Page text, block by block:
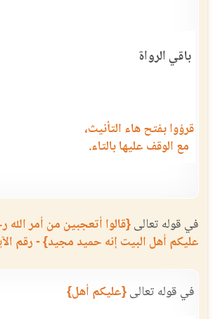
باقي الرواة
قرؤوا بفتح هاء التأنيث،
مع الوقف عليها بالتاء.
في قوله تعالى{قالوا أتعجبين من أمر الله
عليكم أهل البيت إنه حميد مجيد} - رقم
في قوله تعالى{عليكم أهل}